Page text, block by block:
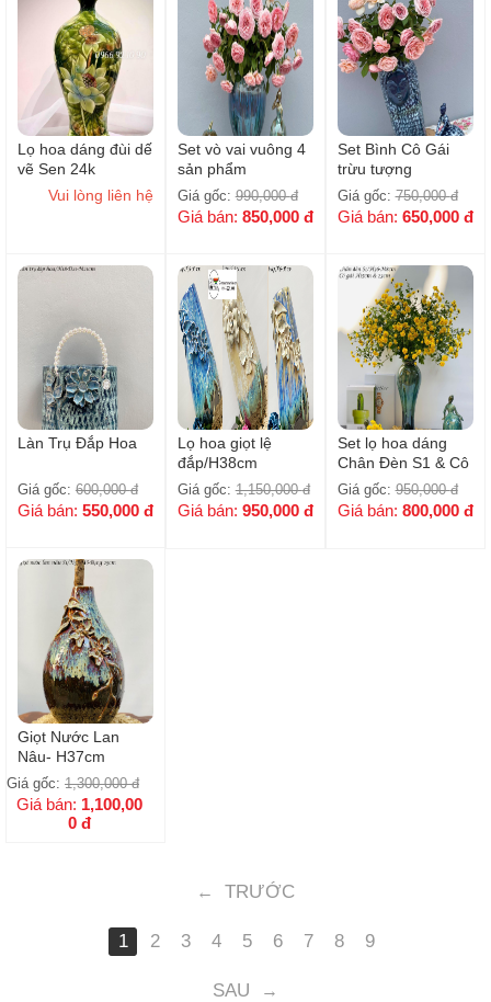
Lọ hoa dáng đùi dế
vẽ Sen 24k
Vui lòng liên hệ
Set vò vai vuông 4
sản phẩm
Giá gốc:990,000 đ
Giá bán: 850,000 đ
Set Bình Cô Gái
trừu tượng
Giá gốc:750,000 đ
Giá bán: 650,000 đ
Làn Trụ Đắp Hoa
Giá gốc: 600,000 đ
Giá bán: 550,000 đ
Lọ hoa giọt lệ
đắp/H38cm
Giá gốc:1,150,000 đ
Giá bán: 950,000 đ
Set lọ hoa dáng
Chân Đèn S1 & Cô
Gái
Giá gốc:950,000 đ
Giá bán: 800,000 đ
Giọt Nước Lan
Nâu- H37cm
Giá gốc: 1,300,000 đ
Giá bán: 1,100,00
0 đ
← TRƯỚC
1 2 3 4 5 6 7 8 9
SAU →